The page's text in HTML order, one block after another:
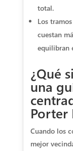
total.
Los
cuestan
equilibran
¿Qué
una
Porter
Cuando los
mejor